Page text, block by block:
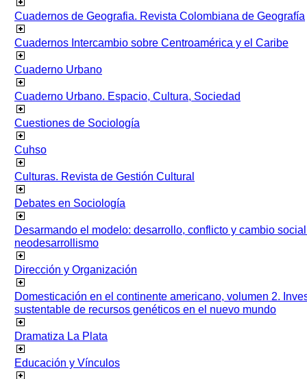
Cuadernos de Geografia. Revista Colombiana de Geografía
Cuadernos Intercambio sobre Centroamérica y el Caribe
Cuaderno Urbano
Cuaderno Urbano. Espacio, Cultura, Sociedad
Cuestiones de Sociología
Cuhso
Culturas. Revista de Gestión Cultural
Debates en Sociología
Desarmando el modelo: desarrollo, conflicto y cambio
neodesarrollismo
Dirección y Organización
Domesticación en el continente americano, volumen 2.
sustentable de recursos genéticos en el nuevo mundo
Dramatiza La Plata
Educación y Vínculos